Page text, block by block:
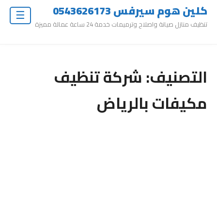
كلين هوم سيرفس 0543626173
تنظيف منازل صيانة واصلاح وترميمات خدمة 24 ساعة عمالة مميزة
التصنيف:شركة تنظيف
مكيفات بالرياض